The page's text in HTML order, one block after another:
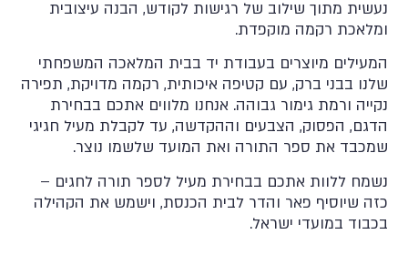
מעיל חגים אתה הראת לדעת